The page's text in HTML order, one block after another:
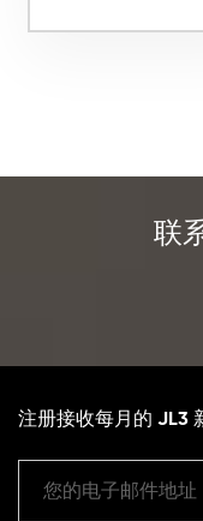
联
注册接收每月的 JL3